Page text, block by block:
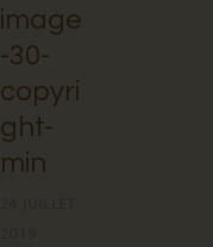
image
-30-
copyri
ght-
min